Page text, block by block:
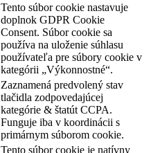
Tento súbor cookie nastavuje
doplnok GDPR Cookie
Consent. Súbor cookie sa
používa na uloženie súhlasu
používateľa pre súbory cookie v
kategórii „Výkonnostné“.
Zaznamená predvolený stav
tlačidla zodpovedajúcej
kategórie & štatút CCPA.
Funguje iba v koordinácii s
primárnym súborom cookie.
Tento súbor cookie je natívny